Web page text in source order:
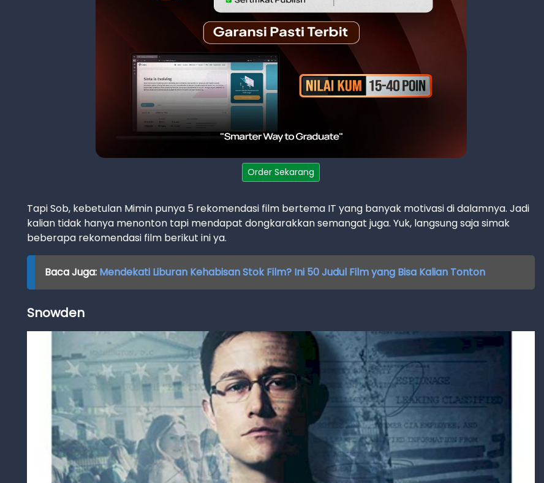
Order Sekarang
Tapi Sob, kebetulan Mimin punya 5 rekomendasi film bertema IT yang banyak motivasi di dalamnya. Jadi
kalian tidak hanya menonton tapi mendapat dongkarakkan semangat juga. Yuk, langsung saja simak
beberapa rekomendasi film berikut ini ya.
Baca Juga: Mendekati Liburan Kehabisan Stok Film? Ini 50 Judul Film yang Bisa Kalian Tonton
Snowden